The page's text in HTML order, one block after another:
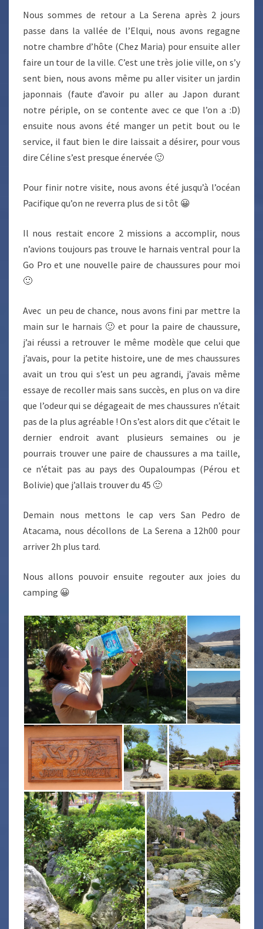
Nous sommes de retour a La Serena après 2 jours
passe dans la vallée de l’Elqui, nous avons regagne
notre chambre d’hôte (Chez Maria) pour ensuite aller
faire un tour de la ville. C’est une très jolie ville, on s’y
sent bien, nous avons même pu aller visiter un jardin
japonnais (faute d’avoir pu aller au Japon durant
notre périple, on se contente avec ce que l’on a :D)
ensuite nous avons été manger un petit bout ou le
service, il faut bien le dire laissait a désirer, pour vous
dire Céline s’est presque énervée 🙂
Pour finir notre visite, nous avons été jusqu’à l’océan
Pacifique qu’on ne reverra plus de si tôt 😀
Il nous restait encore 2 missions a accomplir, nous
n’avions toujours pas trouve le harnais ventral pour la
Go Pro et une nouvelle paire de chaussures pour moi
🙂
Avec un peu de chance, nous avons fini par mettre la
main sur le harnais 🙂 et pour la paire de chaussure,
j’ai réussi a retrouver le même modèle que celui que
j’avais, pour la petite histoire, une de mes chaussures
avait un trou qui s’est un peu agrandi, j’avais même
essaye de recoller mais sans succès, en plus on va dire
que l’odeur qui se dégageait de mes chaussures n’était
pas de la plus agréable ! On s’est alors dit que c’était le
dernier endroit avant plusieurs semaines ou je
pourrais trouver une paire de chaussures a ma taille,
ce n’était pas au pays des Oupaloumpas (Pérou et
Bolivie) que j’allais trouver du 45 🙂
Demain nous mettons le cap vers San Pedro de
Atacama, nous décollons de La Serena a 12h00 pour
arriver 2h plus tard.
Nous allons pouvoir ensuite regouter aux joies du
camping 😀